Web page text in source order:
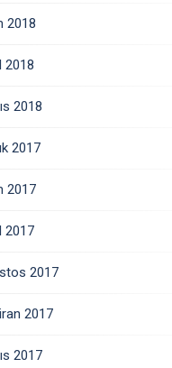
2018
2018
2018
2017
2017
2017
2017
2017
2017